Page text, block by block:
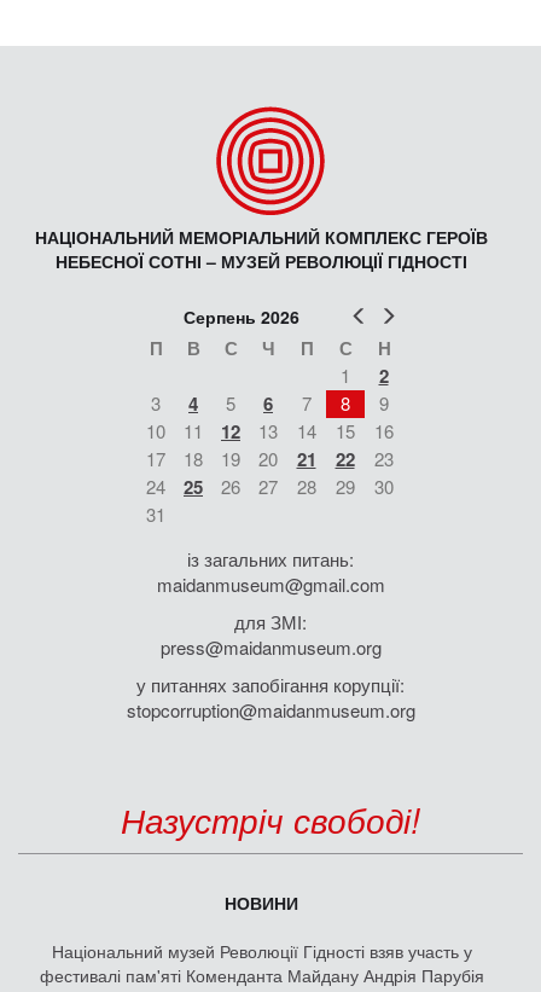
НАЦІОНАЛЬНИЙ МЕМОРІАЛЬНИЙ КОМПЛЕКС ГЕРОЇВ
НЕБЕСНОЇ СОТНІ – МУЗЕЙ РЕВОЛЮЦІЇ ГІДНОСТІ
Попер
Серпень 2026
П В С Ч П С Н
1 2
3 4 5 6 7 8
9
10
11 12 13 14 15
16
17
18 19 20 21 22
23
24
25 26 27 28 29
30
31
із загальних питань:
maidanmuseum@gmail.com
для ЗМІ:
press@maidanmuseum.org
у питаннях запобігання корупції:
stopcorruption@maidanmuseum.org
Назустріч свободі!
НОВИНИ
Національний музей Революції Гідності взяв участь у
фестивалі пам'яті Коменданта Майдану Андрія Парубія